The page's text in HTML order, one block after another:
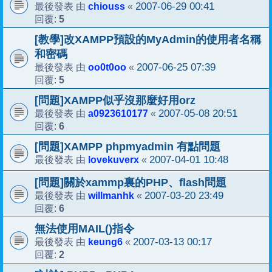
最後發表 由 chiouss « 2007-06-29 00:41
回覆: 5
[教學]改XAMPP預設的MyAdmin的使用者名稱
和密碼
最後發表 由 oo0t0oo « 2007-06-25 07:39
回覆: 5
[問題]XAMPP似乎沒那麼好用orz
最後發表 由 a0923610177 « 2007-05-08 20:51
回覆: 6
[問題]XAMPP phpmyadmin 有點問題
最後發表 由 lovekuverx « 2007-04-01 10:48
[問題]關於xammp裏的PHP、flash問題
最後發表 由 willmanhk « 2007-03-20 23:49
回覆: 6
無法使用MAIL()指令
最後發表 由 keung6 « 2007-03-13 00:17
回覆: 2